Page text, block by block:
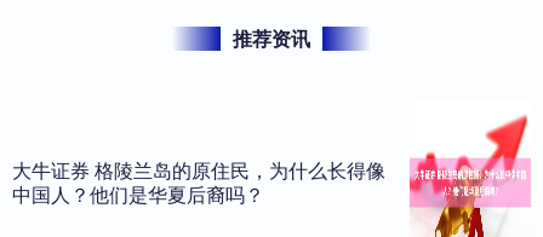
推荐资讯
大牛证券 格陵兰岛的原住民，为什么长得像
中国人？他们是华夏后裔吗？